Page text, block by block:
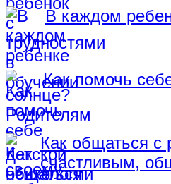
В каждом
Как помочь
Как общаться с
счастливым,